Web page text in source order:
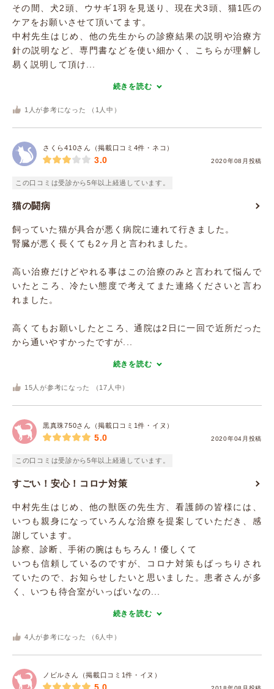
その間、犬2頭、ウサギ1羽を見送り、現在犬3頭、猫1匹の
ケアをお願いさせて頂いてます。
中村先生はじめ、他の先生からの診療結果の説明や治療方
針の説明など、専門書などを使い細かく、こちらが理解し
易く説明して頂け...
続きを読む
1 人が参考になった （ 1 人中）
さくら410さん（掲載口コミ4件・ネコ）
2020年08月投稿
3.0
この口コミは受診から5年以上経過しています。
猫の闘病
飼っていた猫が具合が悪く病院に連れて行きました。
腎臓が悪く長くても2ヶ月と言われました。
高い治療だけどやれる事はこの治療のみと言われて悩んで
いたところ、冷たい態度で考えてまた連絡くださいと言わ
れました。
高くてもお願いしたところ、通院は2日に一回で近所だった
から通いやすかったですが...
続きを読む
15 人が参考になった （ 17 人中）
黒真珠750さん（掲載口コミ1件・イヌ）
2020年04月投稿
5.0
この口コミは受診から5年以上経過しています。
すごい！安心！コロナ対策
中村先生はじめ、他の獣医の先生方、看護師の皆様には、
いつも親身になっていろんな治療を提案していただき、感
謝しています。
診察、診断、手術の腕はもちろん！優しくて
いつも信頼しているのですが、コロナ対策もばっちりされ
ていたので、お知らせしたいと思いました。患者さんが多
く、いつも待合室がいっぱいなの...
続きを読む
4 人が参考になった （ 6 人中）
ノビルさん（掲載口コミ1件・イヌ）